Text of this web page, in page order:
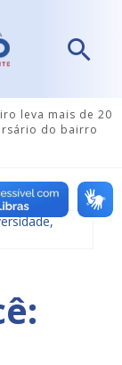
leva mais de 20
do bairro